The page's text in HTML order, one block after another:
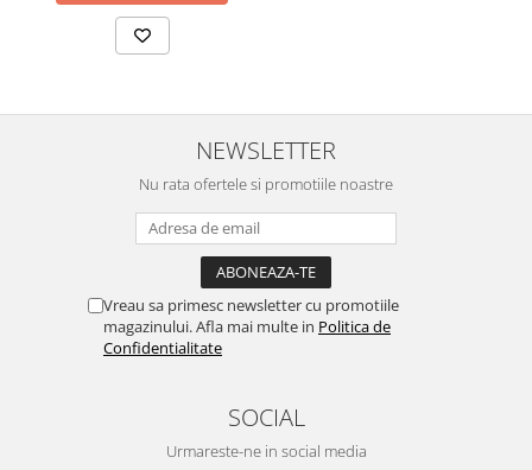
NEWSLETTER
Nu rata ofertele si promotiile noastre
Vreau sa primesc newsletter cu promotiile
magazinului. Afla mai multe in Politica de
Confidentialitate
SOCIAL
Urmareste-ne in social media